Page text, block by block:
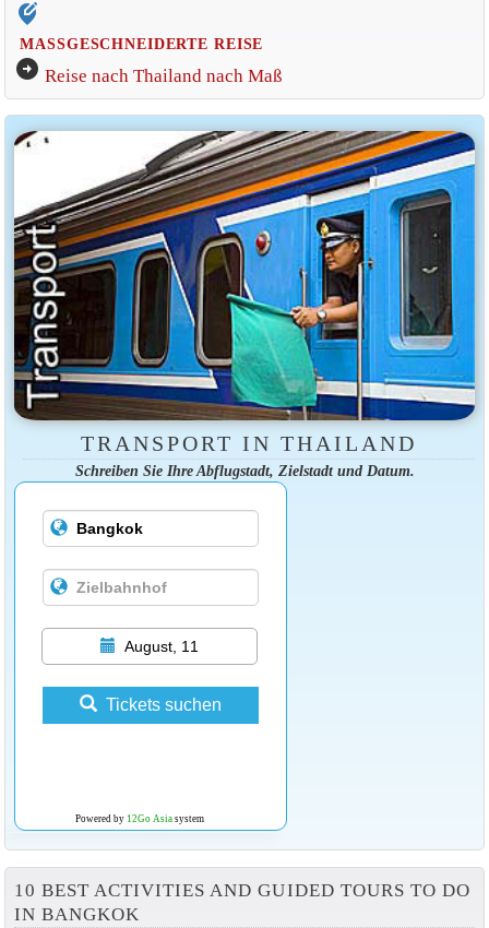
edit_location_alt
MASSGESCHNEIDERTE REISE
arrow_circle_right Reise nach Thailand nach Maß
TRANSPORT IN THAILAND
Schreiben Sie Ihre Abflugstadt, Zielstadt und Datum.
August, 11
Tickets suchen
Powered by 12Go Asiasystem
10 BEST ACTIVITIES AND GUIDED TOURS TO DO
IN BANGKOK